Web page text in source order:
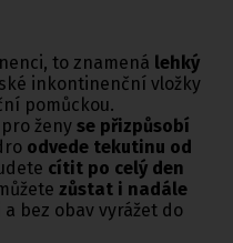
to znamená lehký
inkontinenční vložky
pomůckou.
ženy se přizpůsobí
odvede tekutinu od
cítit po celý den
zůstat i nadále
bez obav vyrážet do